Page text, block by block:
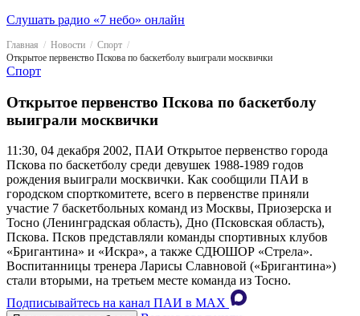
Слушать радио «7 небо» онлайн
Главная Новости
Спорт
Открытое первенство Пскова по баскетболу выиграли москвички
Спорт
Открытое первенство Пскова по баскетболу
выиграли москвички
11:30, 04 декабря 2002, ПАИ Открытое первенство города
Пскова по баскетболу среди девушек 1988-1989 годов
рождения выиграли москвички. Как сообщили ПАИ в
городском спорткомитете, всего в первенстве приняли
участие 7 баскетбольных команд из Москвы, Приозерска и
Тосно (Ленинградская область), Дно (Псковская область),
Пскова. Псков представляли команды спортивных клубов
«Бригантина» и «Искра», а также СДЮШОР «Стрела».
Воспитанницы тренера Ларисы Славновой («Бригантина»)
стали вторыми, на третьем месте команда из Тосно.
Подписывайтесь на канал ПАИ в MAХ